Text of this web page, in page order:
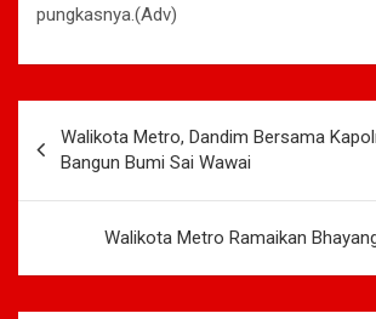
pungkasnya.(Adv)
pos
Walikota Metro, Dandim Bersama
Bangun Bumi Sai Wawai
Walikota Metro Ramaikan